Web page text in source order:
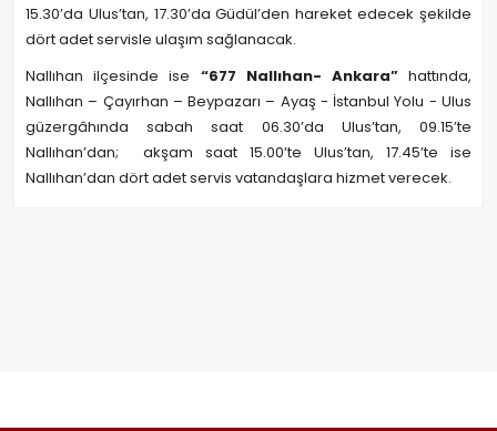
15.30’da Ulus’tan, 17.30’da Güdül’den hareket edecek şekilde
dört adet servisle ulaşım sağlanacak.
Nallıhan ilçesinde ise “677 Nallıhan- Ankara”hattında,
Nallıhan – Çayırhan – Beypazarı – Ayaş - İstanbul Yolu - Ulus
güzergâhında sabah saat 06.30’da Ulus’tan, 09.15’te
Nallıhan’dan; akşam saat 15.00’te Ulus’tan, 17.45’te ise
Nallıhan’dan dört adet servis vatandaşlara hizmet verecek.